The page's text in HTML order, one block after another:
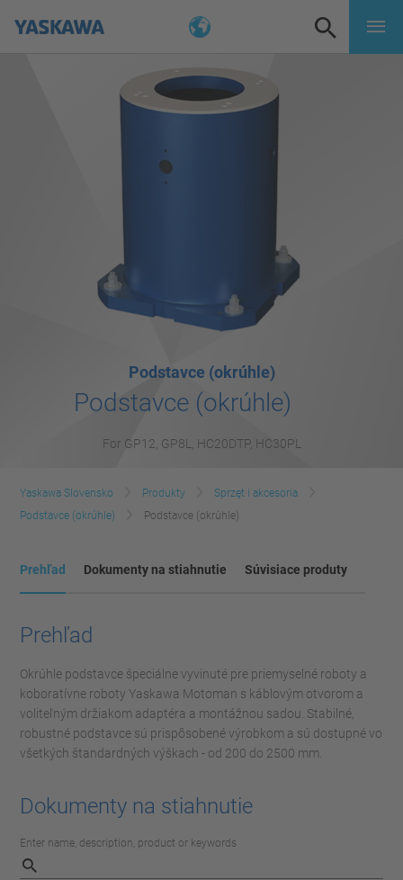
Podstavce (okrúhle)
Podstavce (okrúhle)
For GP12, GP8L, HC20DTP, HC30PL
Yaskawa Slovensko Produkty
Sprzęt i akcesoria
Podstavce (okrúhle)
Podstavce (okrúhle)
Prehľad Dokumenty na stiahnutie Súvisiace produty
Prehľad
Okrúhle podstavce špeciálne vyvinuté pre priemyselné roboty a
koboratívne roboty Yaskawa Motoman s káblovým otvorom a
voliteľným držiakom adaptéra a montážnou sadou. Stabilné,
robustné podstavce sú prispôsobené výrobkom a sú dostupné vo
všetkých štandardných výškach - od 200 do 2500 mm.
Dokumenty na stiahnutie
Enter name, description, product or keywords